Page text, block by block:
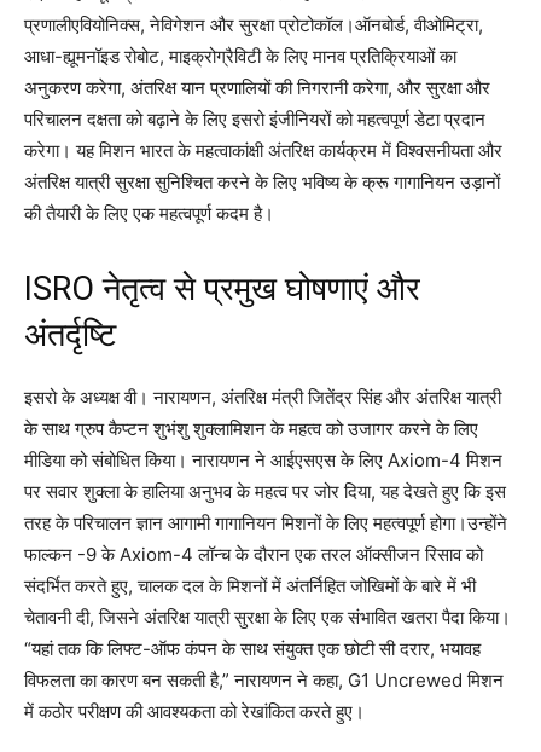
प्रणालीएवियोनिक्स, नेविगेशन और सुरक्षा प्रोटोकॉल।ऑनबोर्ड, वीओमिट्रा,
आधा-ह्यूमनॉइड रोबोट, माइक्रोग्रैविटी के लिए मानव प्रतिक्रियाओं का
अनुकरण करेगा, अंतरिक्ष यान प्रणालियों की निगरानी करेगा, और सुरक्षा और
परिचालन दक्षता को बढ़ाने के लिए इसरो इंजीनियरों को महत्वपूर्ण डेटा प्रदान
करेगा। यह मिशन भारत के महत्वाकांक्षी अंतरिक्ष कार्यक्रम में विश्वसनीयता और
अंतरिक्ष यात्री सुरक्षा सुनिश्चित करने के लिए भविष्य के क्रू गागानियन उड़ानों
की तैयारी के लिए एक महत्वपूर्ण कदम है।
ISRO नेतृत्व से प्रमुख घोषणाएं और
अंतर्दृष्टि
इसरो के अध्यक्ष वी। नारायणन, अंतरिक्ष मंत्री जितेंद्र सिंह और अंतरिक्ष यात्री
के साथ ग्रुप कैप्टन शुभंशु शुक्लामिशन के महत्व को उजागर करने के लिए
मीडिया को संबोधित किया। नारायणन ने आईएसएस के लिए Axiom-4 मिशन
पर सवार शुक्ला के हालिया अनुभव के महत्व पर जोर दिया, यह देखते हुए कि इस
तरह के परिचालन ज्ञान आगामी गागानियन मिशनों के लिए महत्वपूर्ण होगा।उन्होंने
फाल्कन -9 के Axiom-4 लॉन्च के दौरान एक तरल ऑक्सीजन रिसाव को
संदर्भित करते हुए, चालक दल के मिशनों में अंतर्निहित जोखिमों के बारे में भी
चेतावनी दी, जिसने अंतरिक्ष यात्री सुरक्षा के लिए एक संभावित खतरा पैदा किया।
“यहां तक ​​कि लिफ्ट-ऑफ कंपन के साथ संयुक्त एक छोटी सी दरार, भयावह
विफलता का कारण बन सकती है,” नारायणन ने कहा, G1 Uncrewed मिशन
में कठोर परीक्षण की आवश्यकता को रेखांकित करते हुए।